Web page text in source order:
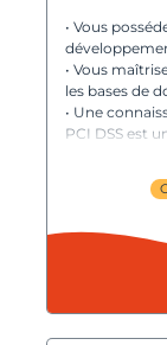
• Vous
• Vous
les bases de
• Une
PCI DSS est